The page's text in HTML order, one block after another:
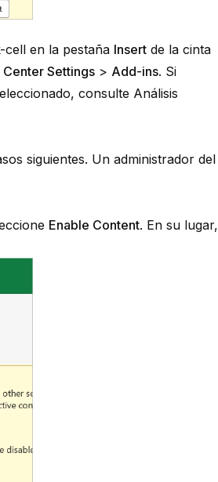
cell en la pestaña Insert de la cinta
Center Settings > Add-ins. Si
consulte Análisis
siguientes. Un administrador del
Enable Content. En su lugar,